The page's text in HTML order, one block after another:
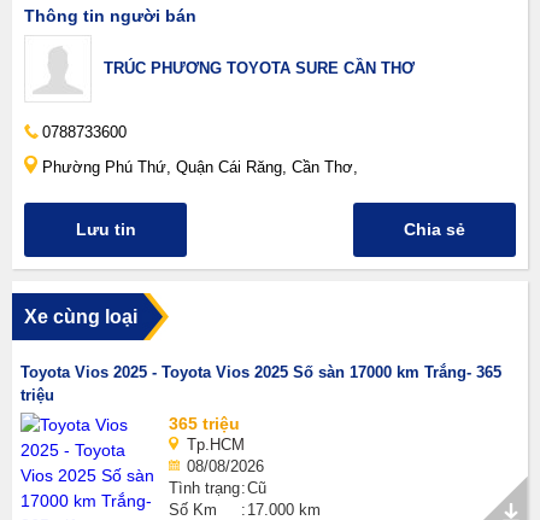
Thông tin người bán
TRÚC PHƯƠNG TOYOTA SURE CẦN THƠ
0788733600
Phường Phú Thứ, Quận Cái Răng, Cần Thơ,
Lưu tin Chia sẻ
Xe cùng loại
Toyota Vios 2025 - Toyota Vios 2025 Số sàn 17000 km Trắng- 365
triệu
365 triệu
Tp.HCM
08/08/2026
Tình trạng Cũ
Số Km
17.000 km